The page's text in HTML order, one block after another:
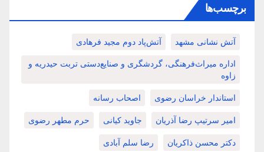
برچسب‌ها
آتش نشانی مشهد آتش‌پاد دوم مجید فرهادی
اداره میراث‌فرهنگی، گردشگری و صنایع‌دستی تربت حیدریه و
زاوه
استاندار خراسان رضوی اصحاب رسانه
امیر سرتیپ رضا آذریان جاوید کیانی حرم مطهر رضوی
دکتر محسن ذاکریان رضا سلم آبادی